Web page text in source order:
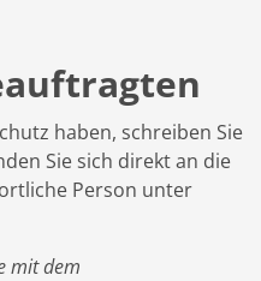
haben, schreiben Sie
Sie sich direkt an die
Person unter
mit dem